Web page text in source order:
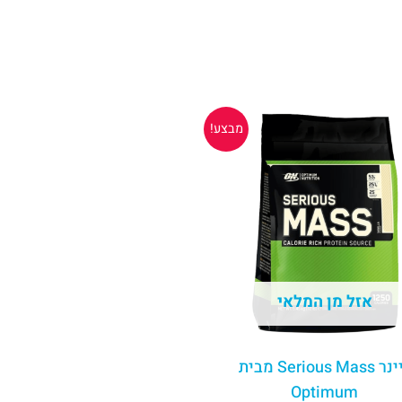
מבצע!
אזל מן המלאי
גיינר Serious Mass מבית
Optimum
המחיר
המקורי
היה:
₪289.00.
המחיר
הנוכחי
הוא:
₪229.00.